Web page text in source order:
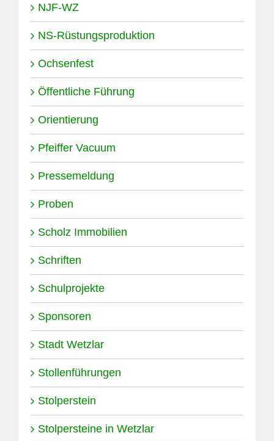
NJF-WZ
NS-Rüstungsproduktion
Ochsenfest
Öffentliche Führung
Orientierung
Pfeiffer Vacuum
Pressemeldung
Proben
Scholz Immobilien
Schriften
Schulprojekte
Sponsoren
Stadt Wetzlar
Stollenführungen
Stolperstein
Stolpersteine in Wetzlar